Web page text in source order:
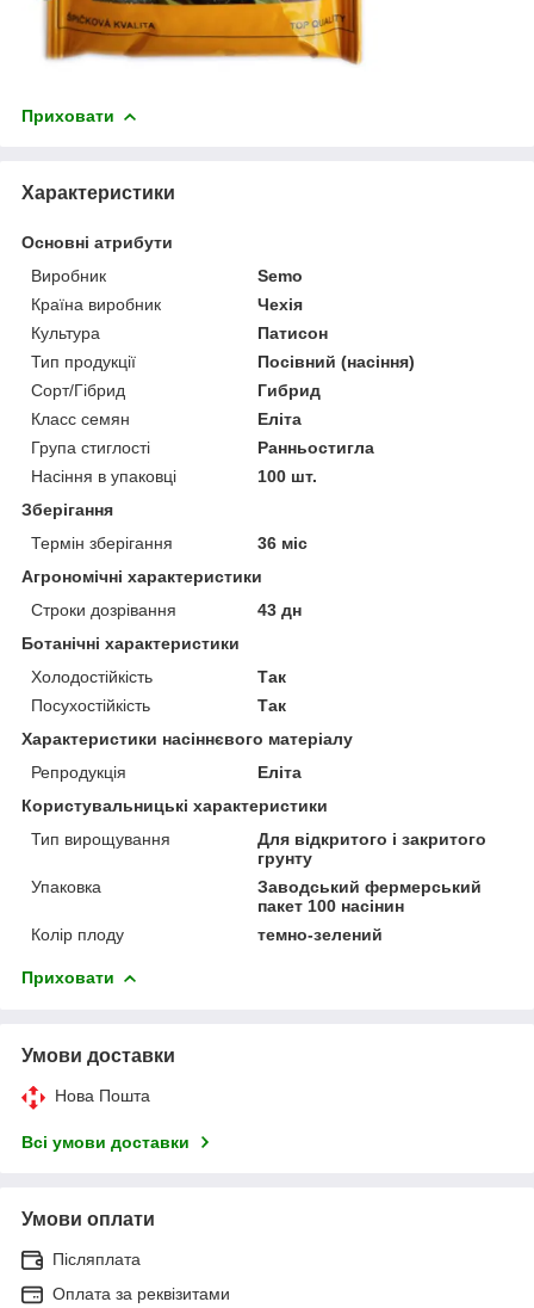
Приховати
Характеристики
Основні атрибути
Виробник
Semo
Країна виробник
Чехія
Культура
Патисон
Тип продукції
Посівний (насіння)
Сорт/Гібрид
Гибрид
Класс семян
Еліта
Група стиглості
Ранньостигла
Насіння в упаковці
100 шт.
Зберігання
Термін зберігання
36 міс
Агрономічні характеристики
Строки дозрівання
43 дн
Ботанічні характеристики
Холодостійкість
Так
Посухостійкість
Так
Характеристики насіннєвого матеріалу
Репродукція
Еліта
Користувальницькі характеристики
Тип вирощування
Для відкритого і закритого
грунту
Упаковка
Заводський фермерський
пакет 100 насінин
Колір плоду
темно-зелений
Приховати
Умови доставки
Нова Пошта
Всі умови доставки
Умови оплати
Післяплата
Оплата за реквізитами